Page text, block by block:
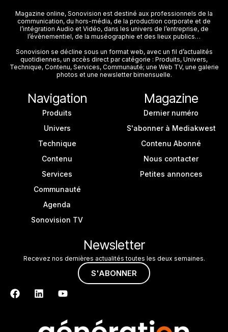
Magazine online, Sonovision est destiné aux professionnels de la
communication, du hors-média, de la production corporate et de
l’intégration Audio et Vidéo, dans les univers de l’entreprise, de
l’évènementiel, de la muséographie et des lieux publics…
Sonovision se décline sous un format web, avec un fil d’actualités
quotidiennes, un accès direct par catégorie : Produits, Univers,
Technique, Contenu, Services, Communauté; une Web TV, une galerie
photos et une newsletter bimensuelle.
Navigation
Produits
Univers
Technique
Contenu
Services
Communauté
Agenda
Sonovision TV
Magazine
Dernier numéro
S'abonner à Mediakwest
Contenu Abonné
Nous contacter
Petites annonces
Newsletter
Recevez nos dernières actualités toutes les deux semaines.
S'ABONNER